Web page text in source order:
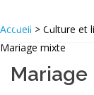
Accueil > Culture et
Mariage mixte